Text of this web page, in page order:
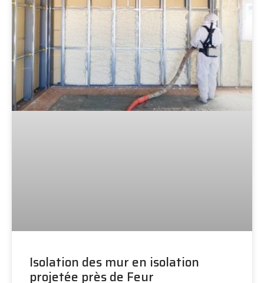
Isolation des mur en isolation
projetée près de Feur